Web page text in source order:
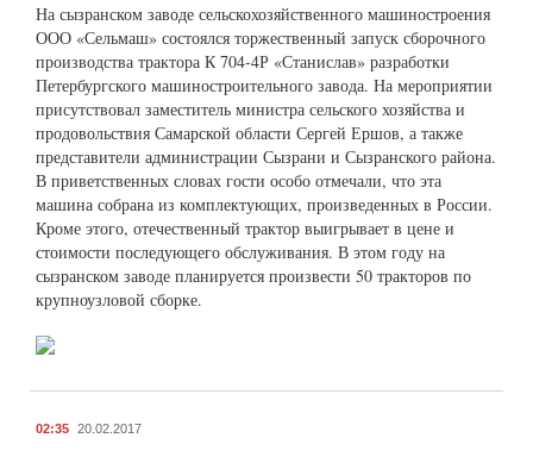
На сызранском заводе сельскохозяйственного машиностроения
ООО «Сельмаш» состоялся торжественный запуск сборочного
производства трактора К 704-4Р «Станислав» разработки
Петербургского машиностроительного завода. На мероприятии
присутствовал заместитель министра сельского хозяйства и
продовольствия Самарской области Сергей Ершов, а также
представители администрации Сызрани и Сызранского района.
В приветственных словах гости особо отмечали, что эта
машина собрана из комплектующих, произведенных в России.
Кроме этого, отечественный трактор выигрывает в цене и
стоимости последующего обслуживания. В этом году на
сызранском заводе планируется произвести 50 тракторов по
крупноузловой сборке.
02:35 20.02.2017